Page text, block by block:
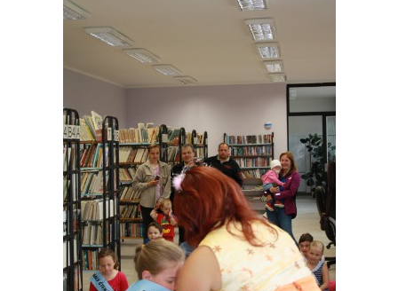
KONTAKTY
WEBOVÁ KAMERA
VIDEA Z DRONU
STREET ART
"KNIHOBUDKY"